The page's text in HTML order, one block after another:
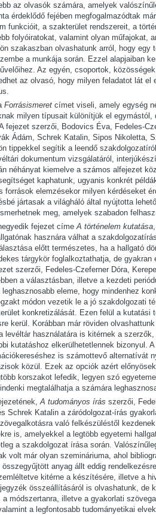
az olvasók számára, amelyek
érdeklődő fejében megfogalmazódtak
funkcióit, a szakterület rendszereit, a
folyóiratokat, valamint olyan műfajokat,
szakaszban olvashatunk arról, hogy egy
a munkája során. Ezzel alapjaiban
Az egyén, csoportok,
az olvasó, hogy milyen feladatot lát el
Forrásismeret címet viseli, amely egység
milyen típusait különítjük el egymástól,
fejezet szerzői, Bodovics Éva, Fedeles-
Ádám, Schrek Katalin, Sipos Nikoletta,
tippekkel segítik a leendő
dokumentum vizsgálatáról,
néhányat kiemelve a számos alfejezet
kaphatunk, ugyanis konkrét
források elemzésekor milyen kérdéseket
jártasak a világháló által nyújtotta
meg, amelyek szabadon
fejezet címeA történelem kutatása
hasznára válhat a
előtt természetes, ha a hallgató
tárgykör foglalkoztathatja, de gyakran
szerzői, Fedeles-Czeferner Dóra,
a választásban, illetve a kezdeti
eleme, hogy mindenhez
módon vezetik le a jó szakdolgozati
konkretizálását. Ezen felül a kutatási
kerül. Korábban már röviden
levéltár használatára is kitérnek a
kutatáshoz elkerülhetetlennek bizonyul.
is számottevő alternatívát
közül. Ezek az opciók azért
korszakot lefedik, legyen szó
megtalálhatja a számára
A tudományos írás szerzői,
Schrek Katalin a záródolgozat-írás
való felkészüléstől
is, amelyekkel a legtöbb egyetemi
a szakdolgozat írása során.
volt már olyan szemináriuma, ahol
anyag állt eddig
kitérne a készítésére, illetve a
összeállításáról is olvashatunk, de
a módszertanra, illetve a gyakorlati
a legfontosabb tudományetikai